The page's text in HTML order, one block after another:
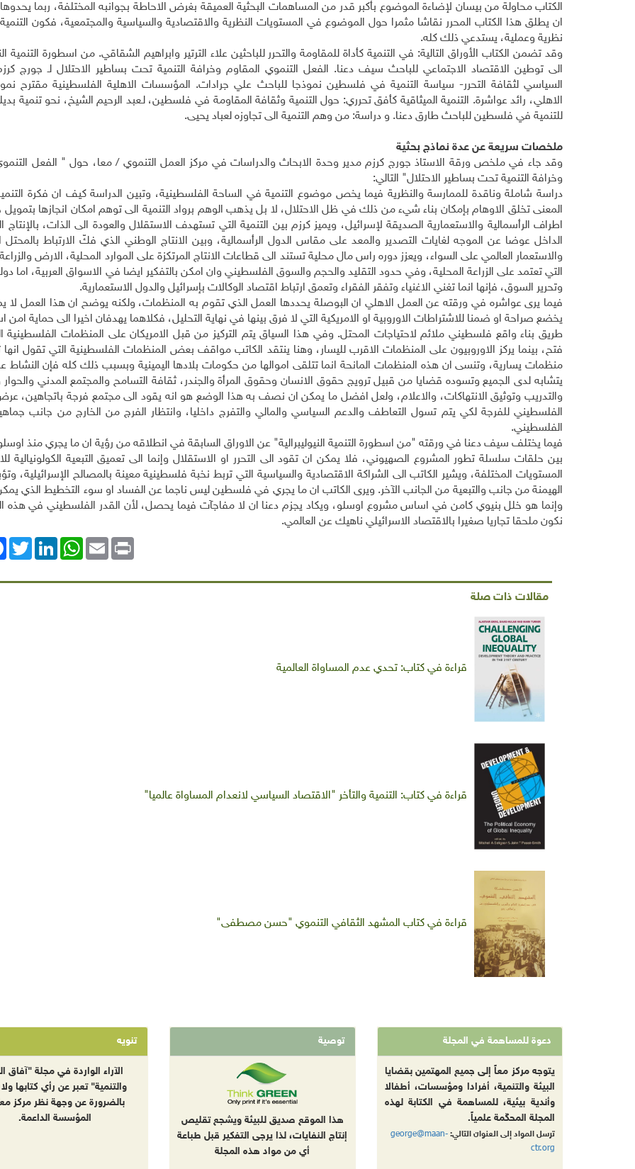
الكتاب محاولة من بيسان لإضاءة الموضوع بأكبر قدر من المساهمات البحثية العميقة بغرض الاحاطة بجوانبه المختلفة، ربما
ان يطلق هذا الكتاب المحرر نقاشا مثمرا حول الموضوع في المستويات النظرية والاقتصادية والسياسية والمجتمعية، فكون
نظرية وعملية، يستدعي ذلك كله.
وقد تضمن الكتاب الأوراق التالية: في التنمية كأداة للمقاومة والتحرر للباحثين علاء الترتير وابراهيم الشقاقي. من اسطورة التنمية
الى توطين الاقتصاد الاجتماعي للباحث سيف دعنا. الفعل التنموي المقاوم وخرافة التنمية تحت بساطير الاحتلال لـ جورج
السياسي لثقافة التحرر- سياسة التنمية في فلسطين نموذجا للباحث علي جرادات. المؤسسات الاهلية الفلسطينية مقترح
الاهلي، رائد عواشرة. التنمية الميثاقية كأفق تحرري: حول التنمية وثقافة المقاومة في فلسطين، لـعبد الرحيم الشيخ، نحو تنمية
للتنمية في فلسطين للباحث طارق دعنا. و دراسة: من وهم التنمية الى تجاوزه لعباد يحيى.
ملخصات سريعة عن عدة نماذج بحثية
وقد جاء في ملخص ورقة الاستاذ جورج كرزم مدير وحدة الابحاث والدراسات في مركز العمل التنموي/معا، حول " الفعل
وخرافة التنمية تحت بساطير الاحتلال" التالي:
دراسة شاملة وناقدة للممارسة والنظرية فيما يخص موضوع التنمية في الساحة الفلسطينية، وتبين الدراسة كيف ان فكرة
المعنى تخلق الاوهام بإمكان بناء شيء من ذلك في ظل الاحتلال، لا بل يذهب الوهم برواد التنمية الى توهم امكان انجازها
اطراف الرأسمالية والاستعمارية الصديقة لإسرائيل، ويميز كرزم بين التنمية التي تستهدف الاستقلال والعودة الى الذات، بالإنتاج
الداخل عوضا عن الموجه لغايات التصدير والمعد على مقاس الدول الرأسمالية، وبين الانتاج الوطني الذي فكّ الارتباط بالمحتل
والاستعمار العالمي على السواء، ويعزز دوره راس مال محلية تستند الى قطاعات الانتاج المرتكزة على الموارد المحلية، الارض
التي تعتمد على الزراعة المحلية، وفي حدود التقليد والحجم والسوق الفلسطيني وان امكن بالتفكير ايضا في الاسواق العربية، اما دولة
وتحرير السوق، فإنها انما تغني الاغنياء وتفقر الفقراء وتعمق ارتباط اقتصاد الوكالات بإسرائيل والدول الاستعمارية.
فيما يرى عواشره في ورقته عن العمل الاهلي ان البوصلة يحددها العمل الذي تقوم به المنظمات، ولكنه يوضح ان هذا العمل لا
يخضع صراحة او ضمنا للاشتراطات الاوروبية او الامريكية التي لا فرق بينها في نهاية التحليل، فكلاهما يهدفان اخيرا الى حماية امن
طريق بناء واقع فلسطيني ملائم لاحتياجات المحتل. وفي هذا السياق يتم التركيز من قبل الامريكان على المنظمات الفلسطينية
فتح، بينما يركز الاوروبيون على المنظمات الاقرب لليسار، وهنا ينتقد الكاتب مواقف بعض المنظمات الفلسطينية التي تقول
منظمات يسارية، وتنسى ان هذه المنظمات المانحة انما تتلقى اموالها من حكومات بلادها اليمينية وبسبب ذلك كله فإن النشاط
يتشابه لدى الجميع وتسوده قضايا من قبيل ترويج حقوق الانسان وحقوق المرأة والجندر، ثقافة التسامح والمجتمع المدني والحوار
والتدريب وتوثيق الانتهاكات، والاعلام، ولعل افضل ما يمكن ان نصف به هذا الوضع هو انه يقود الى مجتمع فرجة باتجاهين،
الفلسطيني للفرجة لكي يتم تسول التعاطف والدعم السياسي والمالي والتفرج داخليا، وانتظار الفرج من الخارج من جانب
الفلسطيني.
فيما يختلف سيف دعنا في ورقته "من اسطورة التنمية النيوليبرالية" عن الاوراق السابقة في انطلاقه من رؤية ان ما يجري منذ
بين حلقات سلسلة تطور المشروع الصهيوني، فلا يمكن ان تقود الى التحرر او الاستقلال وإنما الى تعميق التبعية الكولونيالية
المستويات المختلفة، ويشير الكاتب الى الشراكة الاقتصادية والسياسية التي تربط نخبة فلسطينية معينة بالمصالح الإسرائيلية،
الهيمنة من جانب والتبعية من الجانب الآخر. ويرى الكاتب ان ما يجري في فلسطين ليس ناجما عن الفساد او سوء التخطيط الذي
وإنما هو خلل بنيوي كامن في اساس مشروع اوسلو، ويكاد يجزم دعنا ان لا مفاجآت فيما يحصل، لأن القدر الفلسطيني في هذه
نكون ملحقا تجاريا صغيرا بالاقتصاد الاسرائيلي ناهيك عن العالمي.
LinkedIn
WhatsAppEmail Print
مقالات ذات صلة
قراءة في كتاب: تحدي عدم المساواة العالمية
قراءة في كتاب: التنمية والتأخر "الاقتصاد السياسي لانعدام المساواة عالميا"
قراءة في كتاب المشهد الثقافي التنموي "حسن مصطفى"
دعوة للمساهمة في المجلة
يتوجه مركز معاً إلى جميع المهتمين بقضايا
البيئة والتنمية، أفرادا ومؤسسات، أطفالا
وأندية بيئية، للمساهمة في الكتابة لهذه
المجلة المحكّمة علمياً.
ترسل المواد إلى العنوان التالي:george@maan-
ctr.org
توصية
هذا الموقع صديق للبيئة ويشجع تقليص
إنتاج النفايات، لذا يرجى التفكير قبل طباعة
أي من مواد هذه المجلة
تنويه
الآراء الواردة في مجلة "آفاق
والتنمية" تعبر عن رأي كتابها ولا
بالضرورة عن وجهة نظر مركز
المؤسسة الداعمة.